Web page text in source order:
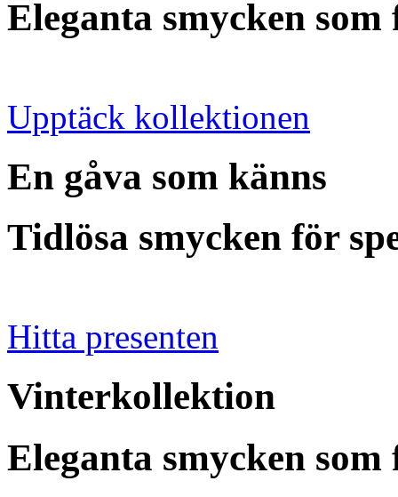
Eleganta smycken
Upptäck kollektionen
En gåva som känns
Tidlösa smycken för
Hitta presenten
Vinterkollektion
Eleganta smycken